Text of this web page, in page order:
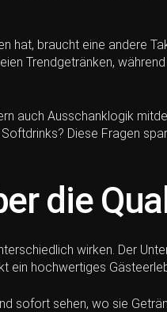
hat, braucht eine andere
Trendgetränken,
auch Ausschanklogik
Diese Fragen
die
wirken. Der
ein hochwertiges
sofort sehen, wo sie